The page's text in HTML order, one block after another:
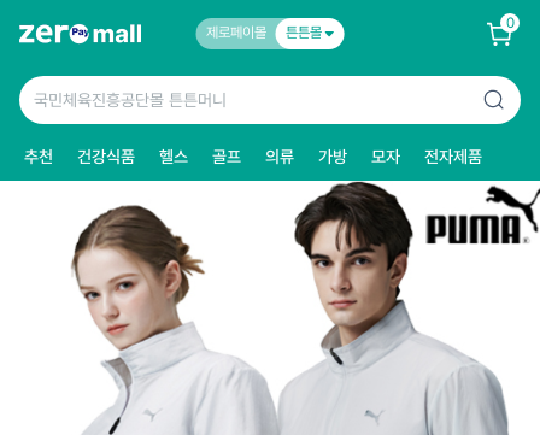
제로페이몰 튼튼몰
0
추천 건강식품 헬스 골프 의류 가방 모자 전자제품